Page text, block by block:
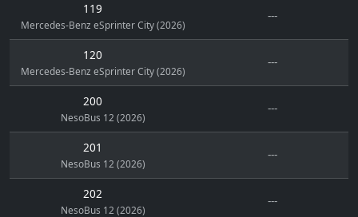
119
Mercedes-Benz eSprinter City (2026)
---
120
Mercedes-Benz eSprinter City (2026)
---
200
NesoBus 12 (2026)
---
201
NesoBus 12 (2026)
---
202
NesoBus 12 (2026)
---